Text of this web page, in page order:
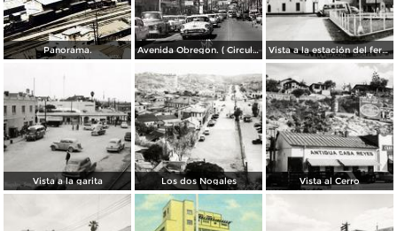
Panorama. Avenida Obregon. ( Circulada el 27 de Junio de 1958 ). Vista a la estación del ferrocarril
Vista a la garita Los dos Nogales Vista al Cerro